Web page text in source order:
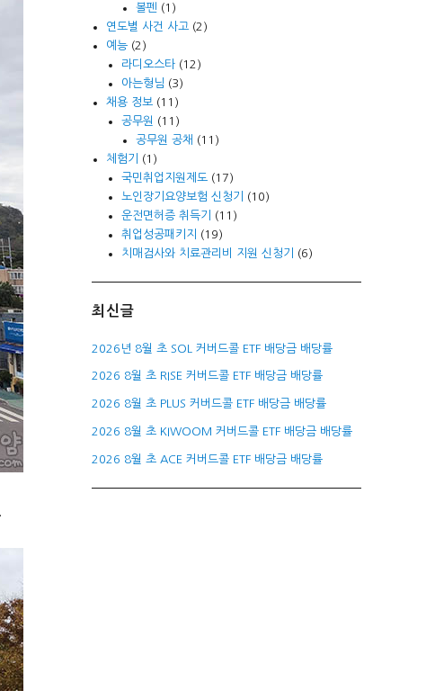
볼펜 (1)
연도별 사건 사고 (2)
예능 (2)
라디오스타(12)
아는형님 (3)
채용 정보 (11)
공무원
(11)
공무원 공채 (11)
체험기
(1)
국민취업지원제도(17)
노인장기요양보험 신청기
(10)
운전면허증 취득기
(11)
취업성공패키지
(19)
치매검사와 치료관리비 지원 신청기
(6)
최신글
2026년 8월 초 SOL 커버드콜 ETF 배당금 배당률
2026 8월 초 RISE 커버드콜 ETF 배당금 배당률
2026 8월 초 PLUS 커버드콜 ETF 배당금 배당률
2026 8월 초 KIWOOM 커버드콜 ETF 배당금 배당률
2026 8월 초 ACE 커버드콜 ETF 배당금 배당률